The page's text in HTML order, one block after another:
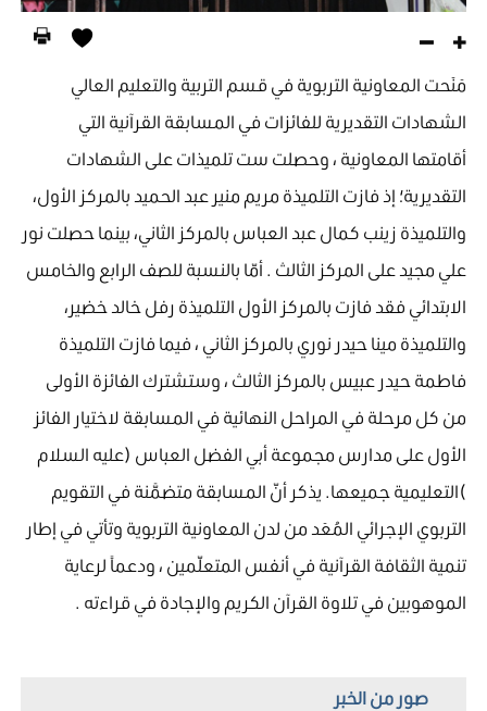
مَنَحت المعاونية التربوية في قسم التربية والتعليم العالي
الشهادات التقديرية للفائزات في المسابقة القرآنية التي
أقامتها المعاونية ، وحصلت ست تلميذات على الشهادات
التقديرية؛ إذ فازت التلميذة مريم منير عبد الحميد بالمركز الأول،
والتلميذة زينب كمال عبد العباس بالمركز الثاني، بينما حصلت نور
علي مجيد على المركز الثالث . أمّا بالنسبة للصف الرابع والخامس
الابتدائي فقد فازت بالمركز الأول التلميذة رفل خالد خضير،
والتلميذة مينا حيدر نوري بالمركز الثاني ، فيما فازت التلميذة
فاطمة حيدر عبيس بالمركز الثالث ، وستشترك الفائزة الأولى
من كل مرحلة في المراحل النهائية في المسابقة لاختيار الفائز
الأول على مدارس مجموعة أبي الفضل العباس (عليه السلام
)التعليمية جميعها. يذكر أنّ المسابقة متضمَّنة في التقويم
التربوي الإجرائي المُعَد من لدن المعاونية التربوية وتأتي في إطار
تنمية الثقافة القرآنية في أنفس المتعلّمين ، ودعماً لرعاية
الموهوبين في تلاوة القرآن الكريم والإجادة في قراءته .
صور من الخبر